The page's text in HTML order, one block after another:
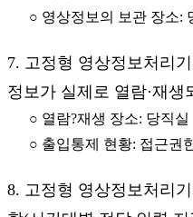
○ 영상정보의 보관 장소:
7. 고정형 영상정보처리
정보가 실제로 열람·재
○ 열람?재생 장소: 당직실
○ 출입통제 현황: 접근권
8. 고정형 영상정보처리